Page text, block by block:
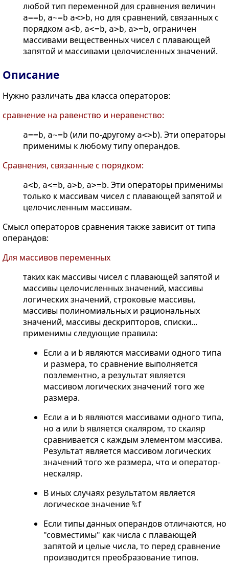
любой тип переменной для сравнения величин
a==b, a~=b a<>b, но для сравнений, связанных с
порядком a<b, a<=b, a>b, a>=b, ограничен
массивами вещественных чисел с плавающей
запятой и массивами целочисленных значений.
Описание
Нужно различать два класса операторов:
сравнение на равенство и неравенство:
a==b, a~=b (или по-другому a<>b). Эти операторы
применимы к любому типу операндов.
Сравнения, связанные с порядком:
a<b, a<=b, a>b, a>=b. Эти операторы применимы
только к массивам чисел с плавающей запятой и
целочисленным массивам.
Смысл операторов сравнения также зависит от типа
операндов:
Для массивов переменных
таких как массивы чисел с плавающей запятой и
массивы целочисленных значений, массивы
логических значений, строковые массивы,
массивы полиномиальных и рациональных
значений, массивы дескрипторов, списки...
применимы следующие правила:
Если a и b являются массивами одного типа
и размера, то сравнение выполняется
поэлементно, а результат является
массивом логических значений того же
размера.
Если a и b являются массивами одного типа,
но a или b является скаляром, то скаляр
сравнивается с каждым элементом массива.
Результат является массивом логических
значений того же размера, что и оператор-
нескаляр.
В иных случаях результатом является
логическое значение %f
Если типы данных операндов отличаются, но
"совместимы" как числа с плавающей
запятой и целые числа, то перед сравнение
производится преобразование типов.